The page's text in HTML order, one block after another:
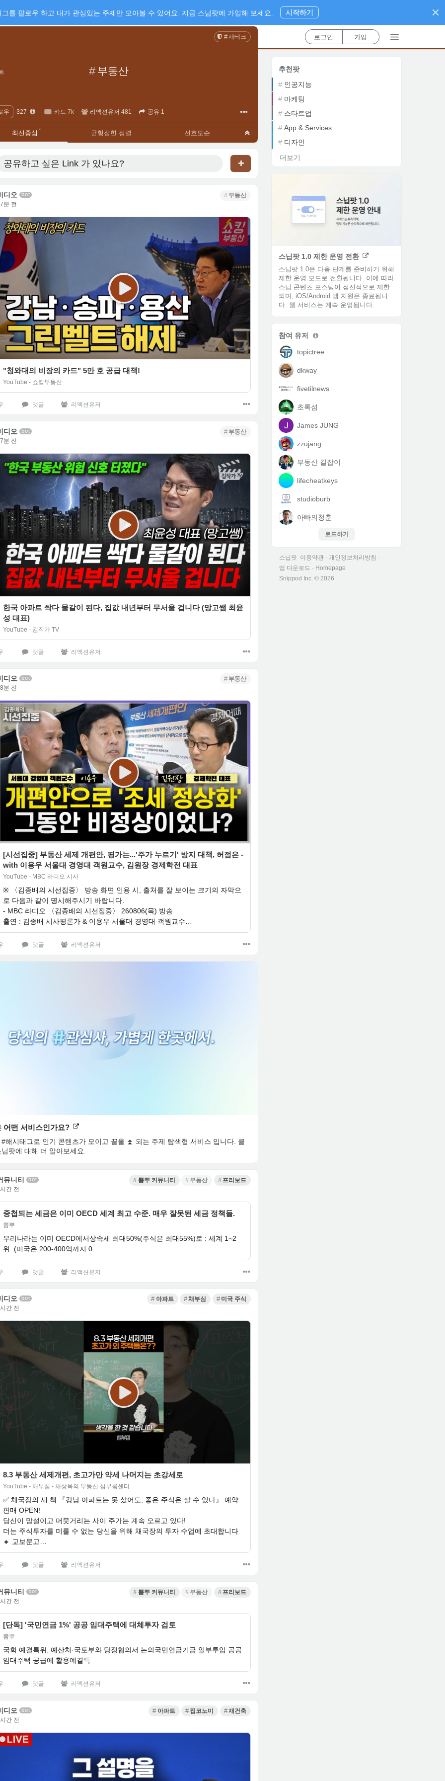
로그인 가입
재테크
# 부동산
우 327 카드 7k 리액션유저 481 공유 1
최신중심 균형잡힌 정렬 선호도순
공유하고 싶은 Link 가 있나요?
디오 bot
분 전
부동산
"청와대의 비장의 카드" 5만 호 공급 대책!
YouTube - 쇼킹부동산
댓글 리액션유저
디오 bot
분 전
부동산
한국 아파트 싹다 물갈이 된다, 집값 내년부터 무서울 겁니다 (망고쌤 최윤
성 대표)
YouTube - 김작가 TV
댓글 리액션유저
디오 bot
분 전
부동산
[시선집중] 부동산 세제 개편안, 평가는...'주가 누르기' 방지 대책, 허점은 -
with 이용우 서울대 경영대 객원교수, 김원장 경제학전 대표
YouTube - MBC 라디오 시사
※ 〈김종배의 시선집중〉 방송 화면 인용 시, 출처를 잘 보이는 크기의 자막으
로 다음과 같이 명시해주시기 바랍니다.
- MBC 라디오 〈김종배의 시선집중〉 260806(목) 방송
출연 : 김종배 시사평론가 & 이용우 서울대 경영대 객원교수…
댓글 리액션유저
어떤 서비스인가요?
해시태그로 인기 콘텐츠가 모이고 끌올 ⏫ 되는 주제 탐색형 서비스 입니다. 클
팟에 대해 더 알아보세요.
뮤니티 bot
간 전
뽐뿌 커뮤니티 부동산 프리보드
중첩되는 세금은 이미 OECD 세계 최고 수준. 매우 잘못된 세금 정책들.
뽐뿌
우리나라는 이미 OECD에서상속세 최대50%(주식은 최대55%)로 : 세계 1~2
위. (미국은 200-400억까지 0
댓글 리액션유저
디오 bot
간 전
아파트 채부심 미국 주식
8.3 부동산 세제개편, 초고가만 약세 나머지는 초강세로
YouTube - 채부심 - 채상욱의 부동산 심부름센터
✅ 채국장의 새 책 『강남 아파트는 못 샀어도, 좋은 주식은 살 수 있다』 예약
판매 OPEN!
당신이 망설이고 머뭇거리는 사이 주가는 계속 오르고 있다!
더는 주식투자를 미룰 수 없는 당신을 위해 채국장의 투자 수업에 초대합니다
🔸 교보문고…
댓글 리액션유저
뮤니티 bot
간 전
뽐뿌 커뮤니티 부동산 프리보드
[단독] '국민연금 1%' 공공 임대주택에 대체투자 검토
뽐뿌
국회 예결특위, 예산처·국토부와 당정협의서 논의국민연금기금 일부투입 공공
임대주택 공급에 활용예결특
댓글 리액션유저
디오 bot
간 전
아파트 집코노미 재건축
추천팟
인공지능
마케팅
스타트업
App & Services
디자인
더보기
스닙팟 1.0 제한 운영 전환
스닙팟 1.0은 다음 단계를 준비하기 위해
제한 운영 모드로 전환됩니다.​ 이에 따라
스닙 콘텐츠 포스팅이 점진적으로 제한
되며, iOS/Android 앱 지원은 종료됩니
다. 웹 서비스는 계속 운영됩니다.
참여 유저
topictree
dkway
fivetilnews
초록섬
James JUNG
zzujang
부동산 길잡이
lifecheatkeys
studioburb
아빠의청춘
로드하기
스닙팟 이용약관 · 개인정보처리방침 ·
앱 다운로드 · Homepage
Snippod Inc. © 2026
를 팔로우 하고 내가 관심있는 주제만 모아볼 수 있어요. 지금 스닙팟에 가입해 보세요. 시작하기